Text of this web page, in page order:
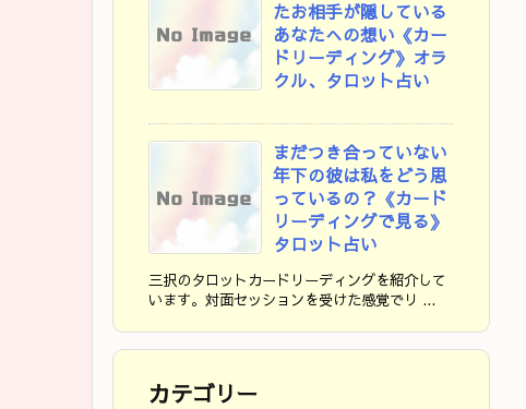
たお相手が隠している
あなたへの想い《カー
ドリーディング》オラ
クル、タロット占い
まだつき合っていない
年下の彼は私をどう思
っているの？《カード
リーディングで見る》
タロット占い
三択のタロットカードリーディングを紹介して
います。対面セッションを受けた感覚でリ ...
カテゴリー